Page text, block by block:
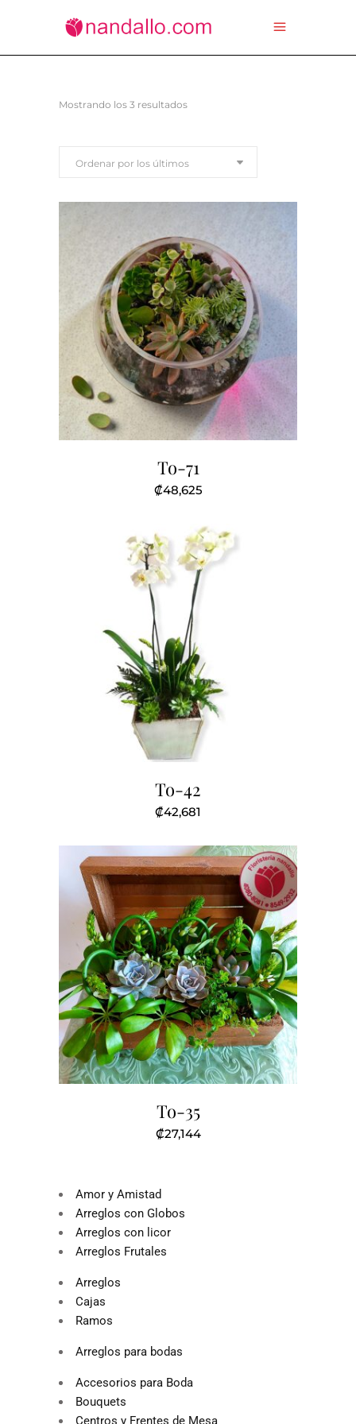
Mostrando los 3 resultadosOrdenado
Ordenar por los últimos
To-71
₡48,625
To-42
₡42,681
To-35
₡27,144
Amor y Amistad
Arreglos con Globos
Arreglos con licor
Arreglos Frutales
Arreglos
Cajas
Ramos
Arreglos para bodas
Accesorios para Boda
Bouquets
Centros y Frentes de Mesa